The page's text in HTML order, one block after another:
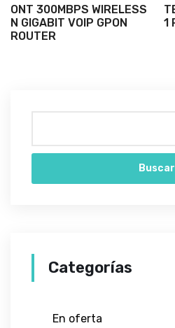
ONT 300MBPS WIRELESS
N GIGABIT VOIP GPON
ROUTER
1
Buscar
Categorías
En oferta